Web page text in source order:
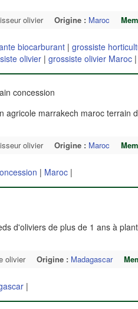
olivier Origine : Maroc
biocarburant | grossiste
olivier| grossiste olivier Maroc|
concession
agricole marrakech maroc terrain
olivier Origine : Maroc
| Maroc|
d'oliviers de plus de 1 ans à
olivier Origine : Madagascar
|